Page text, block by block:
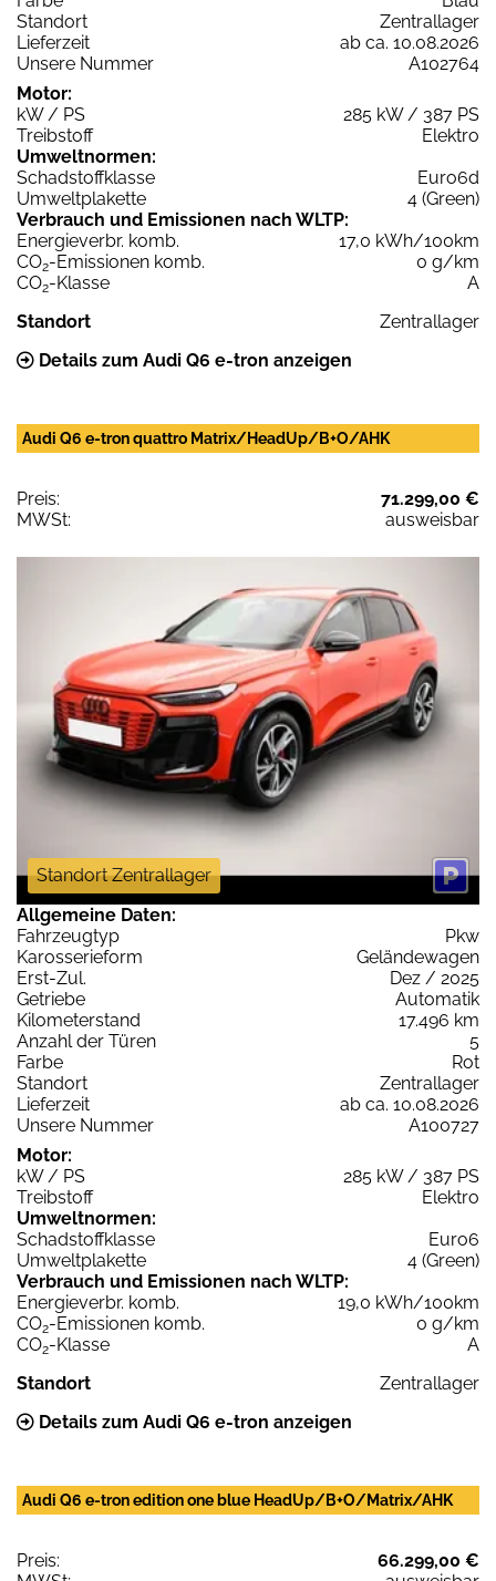
Standort
Zentrallager
Lieferzeit
ab ca. 10.08.2026
Unsere Nummer
A102764
Motor:
kW / PS
285 kW / 387 PS
Treibstoff
Elektro
Umweltnormen:
Schadstoffklasse
Euro6d
Umweltplakette
4 (Green)
Verbrauch und Emissionen nach WLTP:
Energieverbr. komb.
17,0 kWh/100km
CO2-Emissionen komb.
0 g/km
CO2-Klasse
A
Standort
Zentrallager
Details zum Audi Q6 e-tron anzeigen
Audi Q6 e-tron quattro Matrix/HeadUp/B+O/AHK
Preis:
71.299,00 €
MWSt:
ausweisbar
Standort Zentrallager
Allgemeine Daten:
Fahrzeugtyp
Pkw
Karosserieform
Geländewagen
Erst-Zul.
Dez / 2025
Getriebe
Automatik
Kilometerstand
17.496 km
Anzahl der Türen
5
Farbe
Rot
Standort
Zentrallager
Lieferzeit
ab ca. 10.08.2026
Unsere Nummer
A100727
Motor:
kW / PS
285 kW / 387 PS
Treibstoff
Elektro
Umweltnormen:
Schadstoffklasse
Euro6
Umweltplakette
4 (Green)
Verbrauch und Emissionen nach WLTP:
Energieverbr. komb.
19,0 kWh/100km
CO2-Emissionen komb.
0 g/km
CO2-Klasse
A
Standort
Zentrallager
Details zum Audi Q6 e-tron anzeigen
Audi Q6 e-tron edition one blue HeadUp/B+O/Matrix/AHK
Preis:
66.299,00 €